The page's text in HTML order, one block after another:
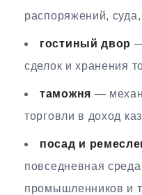
распоряжений,
гостиный двор
сделок и хранения
таможня —
торговли в доход
посад и
повседневная
промышленников и